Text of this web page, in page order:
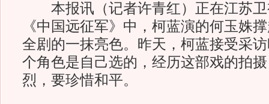
本报讯（记者许青红）正在江苏卫
《中国远征军》中，柯蓝演的何玉姝
全剧的一抹亮色。昨天，柯蓝接受采
个角色是自己选的，经历这部戏的拍
烈，要珍惜和平。